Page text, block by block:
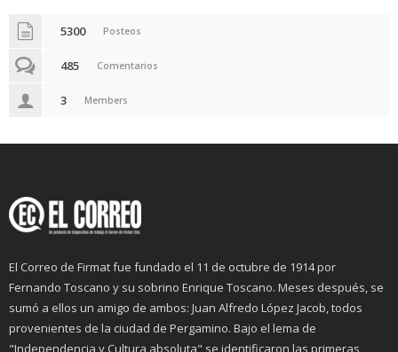
5300 Posteos
485 Comentarios
3 Members
El Correo de Firmat fue fundado el 11 de octubre de 1914 por
Fernando Toscano y su sobrino Enrique Toscano. Meses después, se
sumó a ellos un amigo de ambos: Juan Alfredo López Jacob, todos
provenientes de la ciudad de Pergamino. Bajo el lema de
"Independencia y Cultura absoluta" se identificaron las primeras